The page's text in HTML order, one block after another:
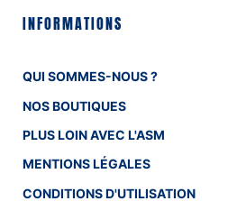
INFORMATIONS
QUI SOMMES-NOUS ?
NOS BOUTIQUES
PLUS LOIN AVEC L'ASM
MENTIONS LÉGALES
CONDITIONS D'UTILISATION